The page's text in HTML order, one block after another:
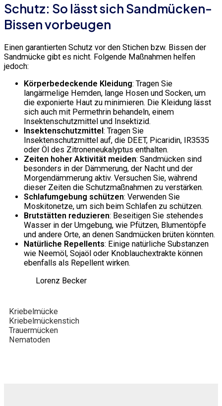
Schutz: So lässt sich Sandmücken-
Bissen vorbeugen
Einen garantierten Schutz vor den Stichen bzw. Bissen der
Sandmücke gibt es nicht. Folgende Maßnahmen helfen
jedoch:
Körperbedeckende Kleidung: Tragen Sie
langärmelige Hemden, lange Hosen und Socken, um
die exponierte Haut zu minimieren. Die Kleidung lässt
sich auch mit Permethrin behandeln, einem
Insektenschutzmittel und Insektizid.
Insektenschutzmittel : Tragen Sie
Insektenschutzmittel auf, die DEET, Picaridin, IR3535
oder Öl des Zitroneneukalyptus enthalten.
Zeiten hoher Aktivität meiden: Sandmücken sind
besonders in der Dämmerung, der Nacht und der
Morgendämmerung aktiv. Versuchen Sie, während
dieser Zeiten die Schutzmaßnahmen zu verstärken.
Schlafumgebung schützen: Verwenden Sie
Moskitonetze, um sich beim Schlafen zu schützen.
Brutstätten reduzieren: Beseitigen Sie stehendes
Wasser in der Umgebung, wie Pfützen, Blumentöpfe
und andere Orte, an denen Sandmücken brüten könnten.
Natürliche Repellents: Einige natürliche Substanzen
wie Neemöl, Sojaöl oder Knoblauchextrakte können
ebenfalls als Repellent wirken.
Lorenz Becker
Kriebelmücke
Kriebelmückenstich
Trauermücken
Nematoden